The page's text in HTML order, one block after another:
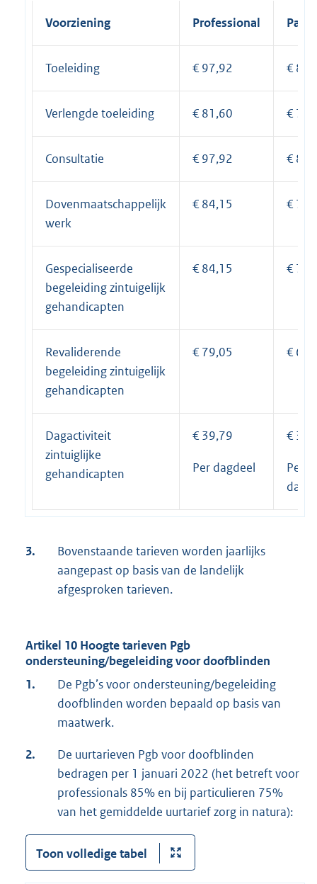
Voorziening Professional
Toeleiding € 97,92 €
Verlengde toeleiding € 81,60 €
Consultatie € 97,92 €
Dovenmaatschappelijk
werk
€ 84,15 €
Gespecialiseerde
begeleiding zintuigelijk
gehandicapten
€ 84,15 €
Revaliderende
begeleiding zintuigelijk
gehandicapten
€ 79,05 €
Dagactiviteit
zintuiglijke
gehandicapten
€ 39,79
Per dagdeel
€
Per
3.
Bovenstaande tarieven worden jaarlijks
aangepast op basis van de landelijk
afgesproken tarieven.
Artikel 10 Hoogte tarieven Pgb
ondersteuning/begeleiding voor doofblinden
1.
De Pgb’s voor ondersteuning/begeleiding
doofblinden worden bepaald op basis van
maatwerk.
2.
De uurtarieven Pgb voor doofblinden
bedragen per 1 januari 2022 (het betreft voor
professionals 85% en bij particulieren 75%
van het gemiddelde uurtarief zorg in natura):
Toon volledige tabel